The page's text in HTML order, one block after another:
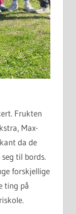
Frukten
Max-
da de
til bords.
forskjellige
ting på